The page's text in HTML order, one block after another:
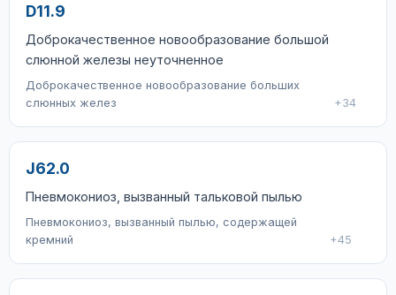
D11.9
Доброкачественное новообразование большой
слюнной железы неуточненное
Доброкачественное новообразование больших
слюнных желез
+34
J62.0
Пневмокониоз, вызванный тальковой пылью
Пневмокониоз, вызванный пылью, содержащей
кремний
+45